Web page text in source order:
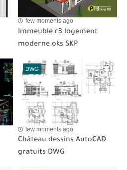
few moments ago
Immeuble r3 logement
moderne oks SKP
DWG
few moments ago
Château dessins AutoCAD
gratuits DWG